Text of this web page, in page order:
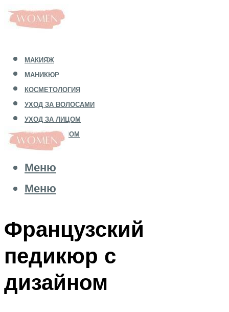
МАКИЯЖ
МАНИКЮР
КОСМЕТОЛОГИЯ
УХОД ЗА ВОЛОСАМИ
УХОД ЗА ЛИЦОМ
УХОД ЗА ТЕЛОМ
Меню
Меню
Французский
педикюр с
дизайном